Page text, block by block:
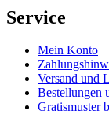
Service
Mein Konto
Versand und
Bestellungen
Gratismuster